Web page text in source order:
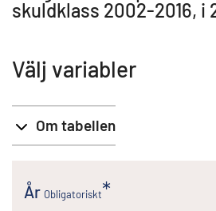
skuldklass 2002-2016, i
Välj variabler
Om tabellen
År Obligatoriskt